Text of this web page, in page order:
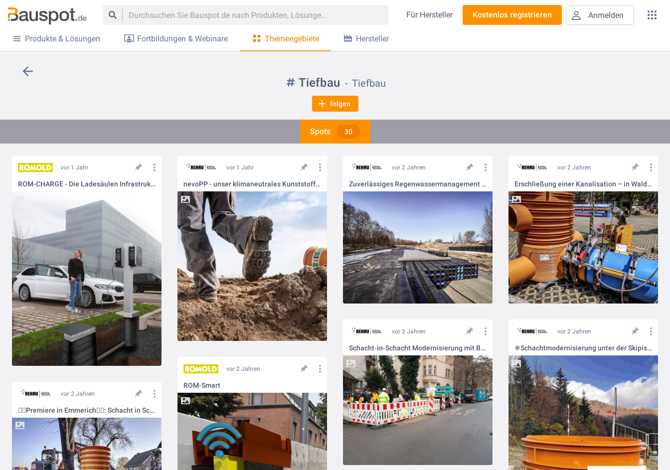
Für Hersteller Kostenlos registrieren Anmelden
Produkte & Lösungen Fortbildungen & Webinare Themengebiete Hersteller
Tiefbau Tiefbau
folgen
Spots 30
vor 1 Jahr
ROM-CHARGE - Die Ladesäulen Infrastruktur
vor 1 Jahr
nevoPP - unser klimaneutrales Kunststoff-Abwassersytsem
vor 2 Jahren
Zuverlässiges Regenwassermanagement in Leipzig
vor 2 Jahren
Erschließung einer Kanalisation – in Waldau, Osterfeld
vor 2 Jahren
Schacht-in-Schacht Modernisierung mit Baustellenworkshop
vor 2 Jahren
❄Schachtmodernisierung unter der Skipiste🏂
vor 2 Jahren
ROM-Smart
vor 2 Jahren
👷‍♀️Premiere in Emmerich👷‍♂️: Schacht in Schacht System neu eingesetzt